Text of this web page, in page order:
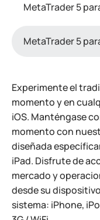
MetaTrader 5
MetaTrader 5
Experimente el
momento y en
iOS. Manténgase
momento con
diseñada
iPad. Disfrute de
mercado y
desde su
sistema: iPhone,